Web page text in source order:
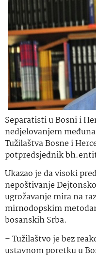
Separatisti u Bosni i
nedjelovanjem
Tužilaštva Bosne i
potpredsjednik
Ukazao je da visoki
nepoštivanje
ugrožavanje mira na
mirnodopskim
bosanskih Srba.
– Tužilaštvo je bez
ustavnom poretku u